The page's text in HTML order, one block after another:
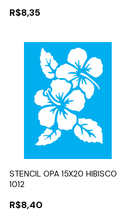
R$8,35
STENCIL OPA 15X20 HIBISCO
1012
R$8,40